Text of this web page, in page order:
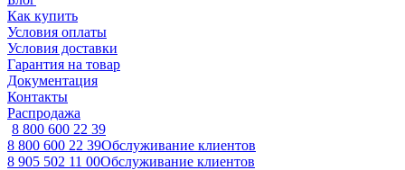
Как купить
Условия оплаты
Условия доставки
Гарантия на товар
Документация
Контакты
Распродажа
8 800 600 22 39
8 800 600 22 39Обслуживание клиентов
8 905 502 11 00Обслуживание клиентов